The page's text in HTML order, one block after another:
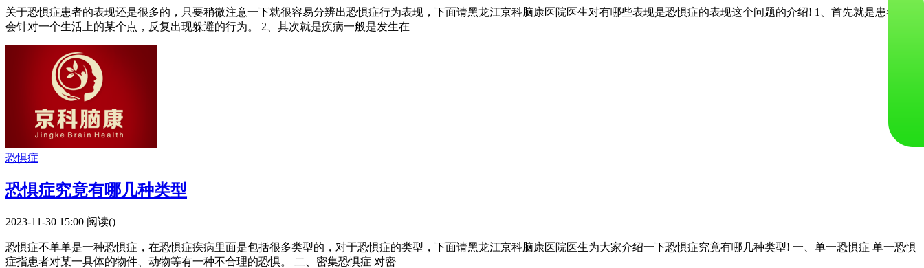
关于恐惧症患者的表现还是很多的，只要稍微注意一下就很容易分辨出恐惧症行为表现，下面请黑龙江京科脑康医院医生对有哪些表现是恐惧症的表现这个问题的介绍! 1、首先就是患者，
会针对一个生活上的某个点，反复出现躲避的行为。 2、其次就是疾病一般是发生在
恐惧症
恐惧症究竟有哪几种类型
2023-11-30 15:00 阅读()
恐惧症不单单是一种恐惧症，在恐惧症疾病里面是包括很多类型的，对于恐惧症的类型，下面请黑龙江京科脑康医院医生为大家介绍一下恐惧症究竟有哪几种类型! 一、单一恐惧症 单一恐惧
症指患者对某一具体的物件、动物等有一种不合理的恐惧。 二、密集恐惧症 对密